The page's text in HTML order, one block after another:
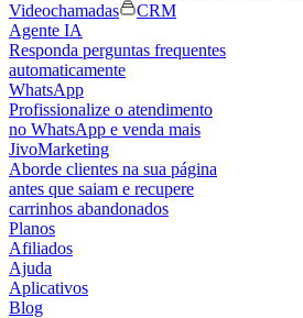
Videochamadas
CRM
Agente IA
Responda perguntas frequentes
automaticamente
WhatsApp
Profissionalize o atendimento
no WhatsApp e venda mais
JivoMarketing
Aborde clientes na sua página
antes que saiam e recupere
carrinhos abandonados
Planos
Afiliados
Ajuda
Aplicativos
Blog